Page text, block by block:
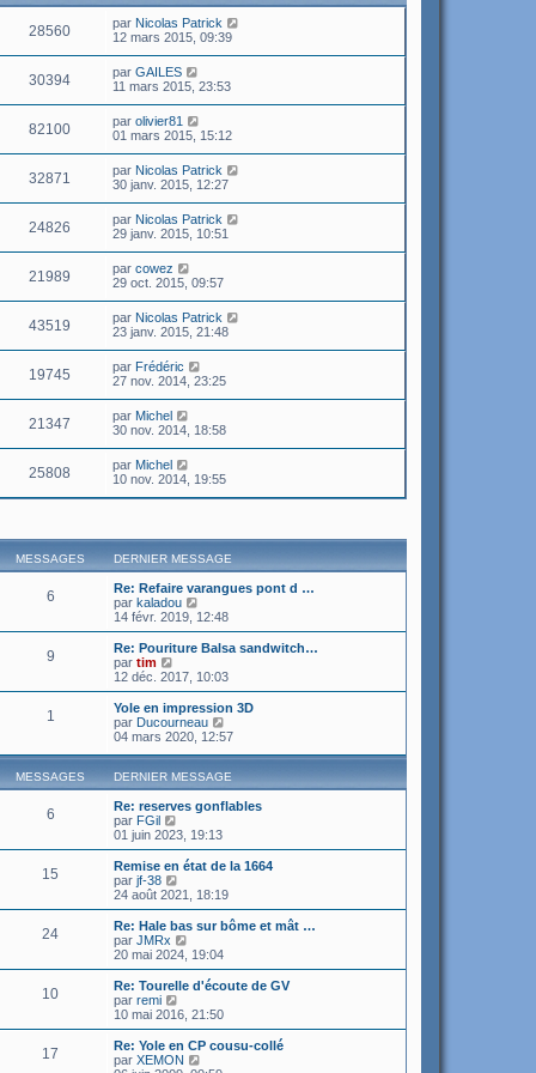
28560 par Nicolas Patrick
12 mars 2015, 09:39
30394 par GAILES
11 mars 2015, 23:53
82100 par olivier81
01 mars 2015, 15:12
32871 par Nicolas Patrick
30 janv. 2015, 12:27
24826 par Nicolas Patrick
29 janv. 2015, 10:51
21989 par cowez
29 oct. 2015, 09:57
43519 par Nicolas Patrick
23 janv. 2015, 21:48
19745 par Frédéric
27 nov. 2014, 23:25
21347 par Michel
30 nov. 2014, 18:58
25808 par Michel
10 nov. 2014, 19:55
MESSAGES DERNIER MESSAGE
6
Re: Refaire varangues pont d …
par kaladou
o
n
s
l
r
l
e
d
e
r
n
i
e
m
e
s
s
g
14 févr. 2019, 12:48
9
Re: Pouriture Balsa sandwitch…
par tim
o
n
s
u
l
e
r
l
e
d
e
r
n
i
e
e
s
s
g
e
12 déc. 2017, 10:03
1
Yole en impression 3D
par Ducourneau
o
s
u
l
t
l
e
e
r
n
e
g
04 mars 2020, 12:57
MESSAGES DERNIER MESSAGE
6
Re: reserves gonflables
par FGil
o
n
s
l
r
l
e
e
n
i
e
r
01 juin 2023, 19:13
15
Remise en état de la 1664
par jf-38
o
n
s
u
l
e
r
l
e
e
r
24 août 2021, 18:19
24
Re: Hale bas sur bôme et mât …
par JMRx
o
n
s
e
r
l
20 mai 2024, 19:04
10
Re: Tourelle d'écoute de GV
par remi
o
n
s
u
10 mai 2016, 21:50
17
Re: Yole en CP cousu-collé
par XEMON